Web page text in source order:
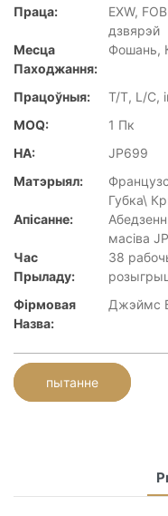
Праца:
EXW,
дзвярэй
Месца
Паходжання:
Фошань,
Працоўныя:
T/T, L/C,
MOQ:
1 Пк
НА:
JP699
Матэрыял:
Губка\
Апісанне:
масіва
Час
Прыладу:
38
Фірмовая
Назва:
Джэймс
пытанне